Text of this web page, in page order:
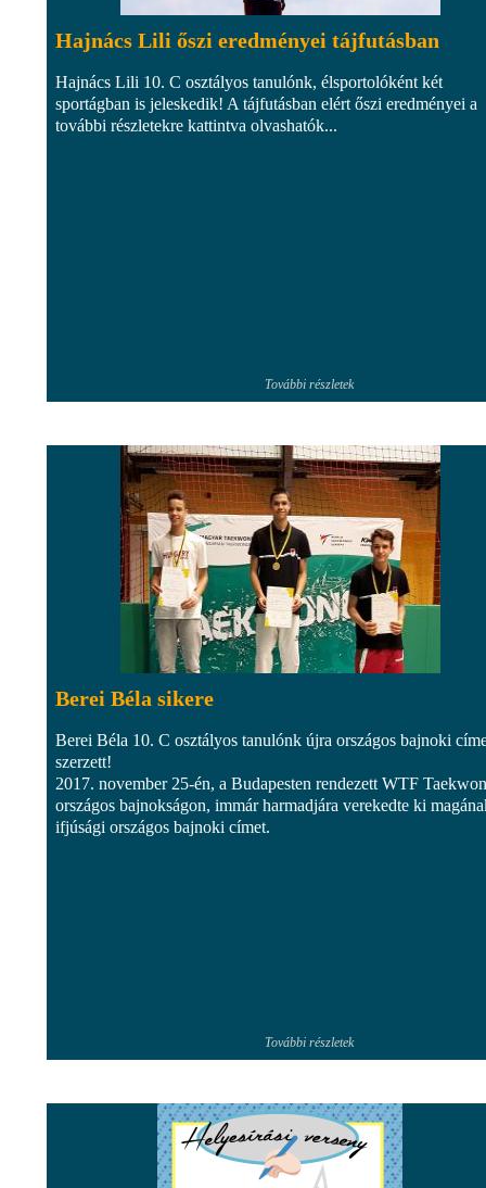
Hajnács Lili őszi eredményei tájfutásban
Hajnács Lili 10. C osztályos tanulónk, élsportolóként két
sportágban is jeleskedik! A tájfutásban elért őszi eredményei a
további részletekre kattintva olvashatók...
További részletek
Berei Béla sikere
Berei Béla 10. C osztályos tanulónk újra országos bajnoki
szerzett!
2017. november 25-én, a Budapesten rendezett WTF
országos bajnokságon, immár harmadjára verekedte ki
ifjúsági országos bajnoki címet.
További részletek